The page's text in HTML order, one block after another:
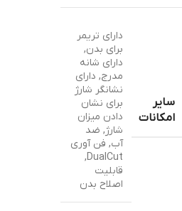
سایر
امکانات
دارای تریمر
برای بدن,
دارای شانه
مدرج, دارای
نشانگر شارژ
برای نشان
دادن میزان
شارژ, ضد
آب, فن آوری
DualCut
,
قابلیت
اصلاح بدن